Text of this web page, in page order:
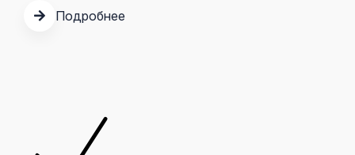
гражданских и арбитражных делах.
Подробнее